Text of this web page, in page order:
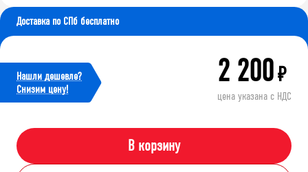
Доставка по СПб бесплатно
Нашли дешевле?
Cнизим цену!
2 200₽
цена указана с НДС
В корзину